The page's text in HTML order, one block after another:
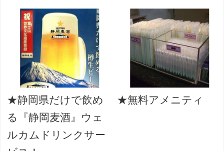
★静岡県だけで飲め
る『静岡麦酒』ウェ
ルカムドリンクサー
★無料アメニティ